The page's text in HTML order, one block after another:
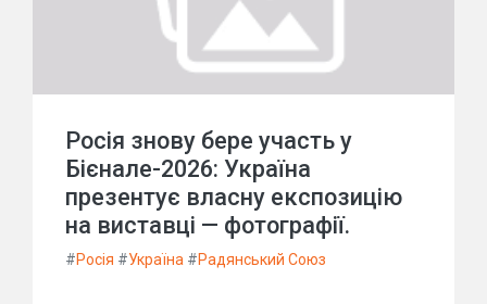
Росія знову бере участь у
Бієнале-2026: Україна
презентує власну експозицію
на виставці — фотографії.
#Росія #Україна #Радянський Союз